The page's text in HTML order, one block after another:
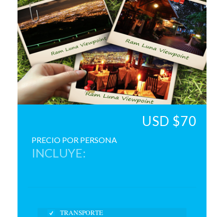
PRECIO POR PERSONA
INCLUYE:
USD $70
TRANSPORTE